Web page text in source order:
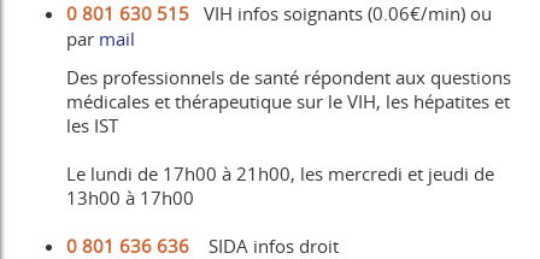
0 801 630 515 VIH infos soignants (0.06€/min) ou
par mail
Des professionnels de santé répondent aux questions
médicales et thérapeutique sur le VIH, les hépatites et
les IST
Le lundi de 17h00 à 21h00, les mercredi et jeudi de
13h00 à 17h00
0 801 636 636
SIDA infos droit